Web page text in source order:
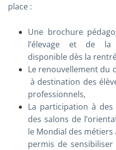
place :
Une brochure
l’élevage et de la
disponible dès la
Le renouvellement du
à destination des
professionnels,
La participation à
des salons de
le Mondial des
permis de